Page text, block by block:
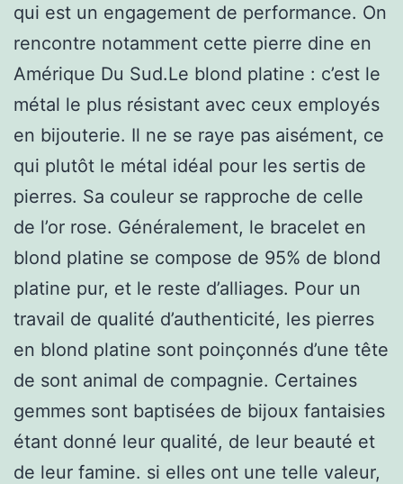
qui est un engagement de performance. On
rencontre notamment cette pierre dine en
Amérique Du Sud.Le blond platine : c’est le
métal le plus résistant avec ceux employés
en bijouterie. Il ne se raye pas aisément, ce
qui plutôt le métal idéal pour les sertis de
pierres. Sa couleur se rapproche de celle
de l’or rose. Généralement, le bracelet en
blond platine se compose de 95% de blond
platine pur, et le reste d’alliages. Pour un
travail de qualité d’authenticité, les pierres
en blond platine sont poinçonnés d’une tête
de sont animal de compagnie. Certaines
gemmes sont baptisées de bijoux fantaisies
étant donné leur qualité, de leur beauté et
de leur famine. si elles ont une telle valeur,